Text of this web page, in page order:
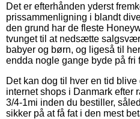
Det er efterhånden yderst
prissammenligning i blandt
den grund har de fleste
tvunget til at nedsætte
babyer og børn, og ligeså til
endda nogle gange byde på fri
Det kan dog til hver en tid
internet shops i Danmark efter
3/4-1mi inden du bestiller,
sikker på at få fat i den mest